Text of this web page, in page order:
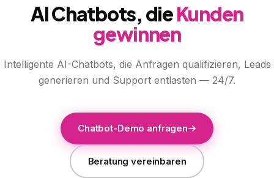
AI Chatbots, dieKunden
gewinnen
Intelligente AI-Chatbots, die Anfragen qualifizieren, Leads
generieren und Support entlasten — 24/7.
Chatbot-Demo anfragen
Beratung vereinbaren